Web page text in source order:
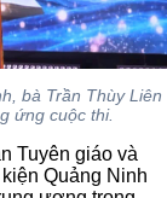
bà Trần Thùy Liên
ứng cuộc thi.
Tuyên giáo và
Quảng Ninh